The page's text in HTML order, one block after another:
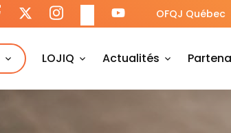
OFQJ Québec
LOJIQ Actualités